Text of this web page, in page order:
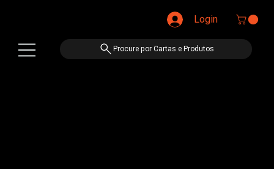
Procure por Cartas e Produtos
Login